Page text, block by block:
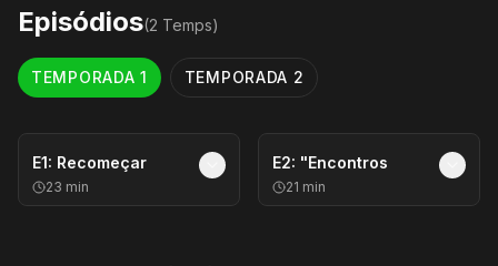
Episódios(2 Temps)
TEMPORADA 1 TEMPORADA 2
E1: Recomeçar
23 min
E2: "Encontros
21 min